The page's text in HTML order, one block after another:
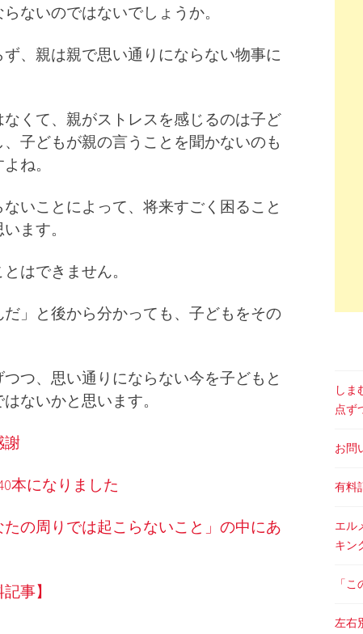
ないのではないでしょうか。
、親は親で思い通りにならない物事に
くて、親がストレスを感じるのは子ど
子どもが親の言うことを聞かないのも
ね。
いことによって、将来すごく困ること
ます。
はできません。
だ」と後から分かっても、子どもをその
つ、思い通りにならない今を子どもと
ないかと思います。
謝
本になりました
の周りでは起こらないこと」の中にあ
事】
しま
点ず
お問
有料
エル
キン
「
左右